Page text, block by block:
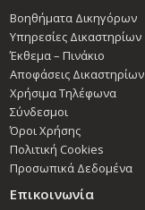
Βοηθήματα Δικηγόρων
Υπηρεσίες Δικαστηρίων
Έκθεμα – Πινάκιο
Αποφάσεις Δικαστηρίων
Χρήσιμα Τηλέφωνα
Σύνδεσμοι
Όροι Χρήσης
Πολιτική Cookies
Προσωπικά Δεδομένα
Επικοινωνία